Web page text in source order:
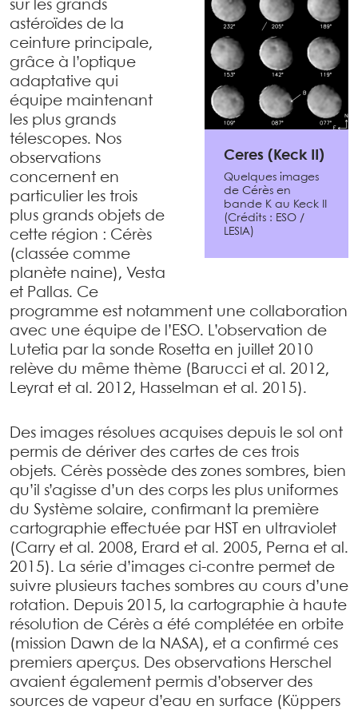
Ceres (Keck II)
Quelques images
de Cérès en
bande K au Keck II
(Crédits : ESO /
LESIA)
sur les grands
astéroïdes de la
ceinture principale,
grâce à l’optique
adaptative qui
équipe maintenant
les plus grands
télescopes. Nos
observations
concernent en
particulier les trois
plus grands objets de
cette région : Cérès
(classée comme
planète naine), Vesta
et Pallas. Ce
programme est notamment une collaboration
avec une équipe de l’ESO. L’observation de
Lutetia par la sonde Rosetta en juillet 2010
relève du même thème (Barucci et al. 2012,
Leyrat et al. 2012, Hasselman et al. 2015).
Des images résolues acquises depuis le sol ont
permis de dériver des cartes de ces trois
objets. Cérès possède des zones sombres, bien
qu’il s’agisse d’un des corps les plus uniformes
du Système solaire, confirmant la première
cartographie effectuée par HST en ultraviolet
(Carry et al. 2008, Erard et al. 2005, Perna et al.
2015). La série d’images ci-contre permet de
suivre plusieurs taches sombres au cours d’une
rotation. Depuis 2015, la cartographie à haute
résolution de Cérès a été complétée en orbite
(mission Dawn de la NASA), et a confirmé ces
premiers aperçus. Des observations Herschel
avaient également permis d’observer des
sources de vapeur d’eau en surface (Küppers